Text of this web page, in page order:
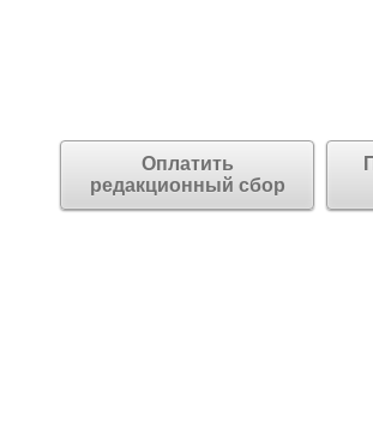
Оплатить
редакционный сбор